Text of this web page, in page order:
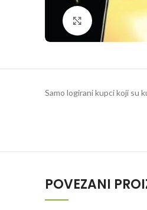
Klikni da
Samo logirani kupci koji su
POVEZANI